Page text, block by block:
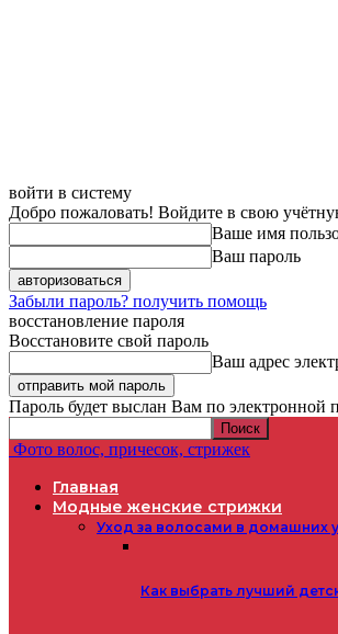
войти в систему
Добро пожаловать! Войдите в свою
Ваше имя
Ваш пароль
Забыли пароль? получить помощь
восстановление пароля
Восстановите свой пароль
Ваш адрес
Пароль будет выслан Вам по электронной
Фото волос, причесок, стрижек
Главная
Модные женские стрижки
Уход за волосами в домашних
Как выбрать лучший